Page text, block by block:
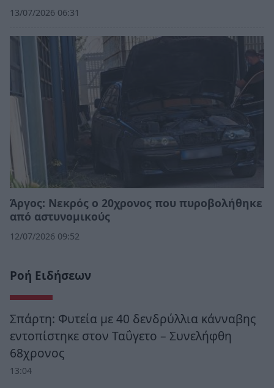
13/07/2026 06:31
Άργος: Νεκρός ο 20χρονος που πυροβολήθηκε
από αστυνομικούς
12/07/2026 09:52
Ροή Ειδήσεων
Σπάρτη: Φυτεία με 40 δενδρύλλια κάνναβης
εντοπίστηκε στον Ταΰγετο – Συνελήφθη
68χρονος
13:04